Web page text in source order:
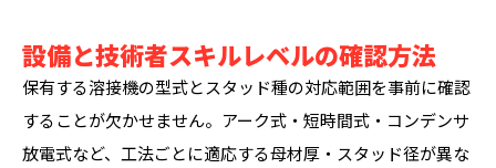
設備と技術者スキルレベルの確認方法
保有する溶接機の型式とスタッド種の対応範囲を事前に確認
することが欠かせません。アーク式・短時間式・コンデンサ
放電式など、工法ごとに適応する母材厚・スタッド径が異な